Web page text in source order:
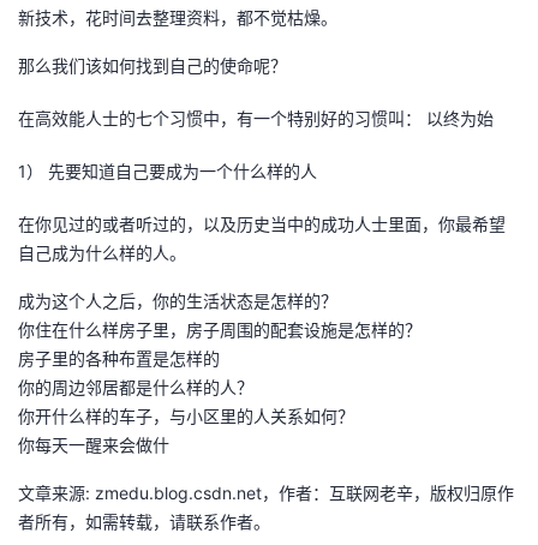
动
关
者
堂
我
的
课
我
的
我
我
持
我
的
技
术
我
的
云
新技术，花时间去整理资料，都不觉枯燥。
那么我们该如何找到自己的使命呢？
在高效能人士的七个习惯中，有一个特别好的习惯叫： 以终为始
1） 先要知道自己要成为一个什么样的人
在你见过的或者听过的，以及历史当中的成功人士里面，你最希望
自己成为什么样的人。
成为这个人之后，你的生活状态是怎样的？
你住在什么样房子里，房子周围的配套设施是怎样的？
房子里的各种布置是怎样的
你的周边邻居都是什么样的人？
你开什么样的车子，与小区里的人关系如何？
你每天一醒来会做什
文章来源: zmedu.blog.csdn.net，作者：互联网老辛，版权归原作
者所有，如需转载，请联系作者。